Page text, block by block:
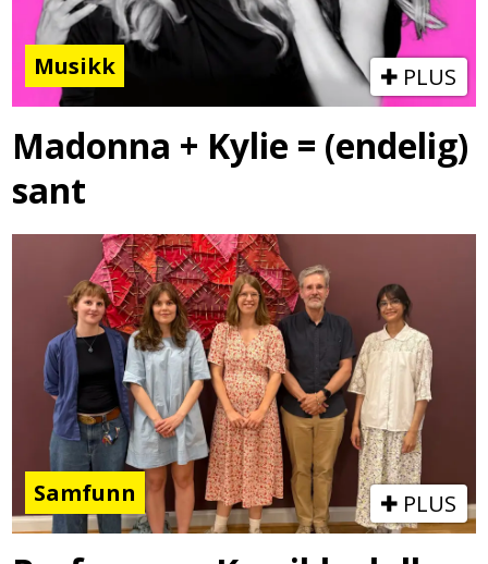
Musikk PLUS
Madonna + Kylie = (endelig)
sant
Samfunn PLUS